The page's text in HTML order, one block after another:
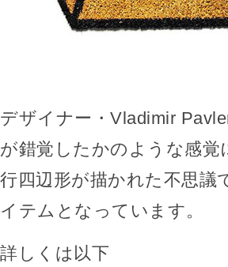
デザイナー・Vladimir
が錯覚したかのような感
行四辺形が描かれた不思
イテムとなっています。
詳しくは以下